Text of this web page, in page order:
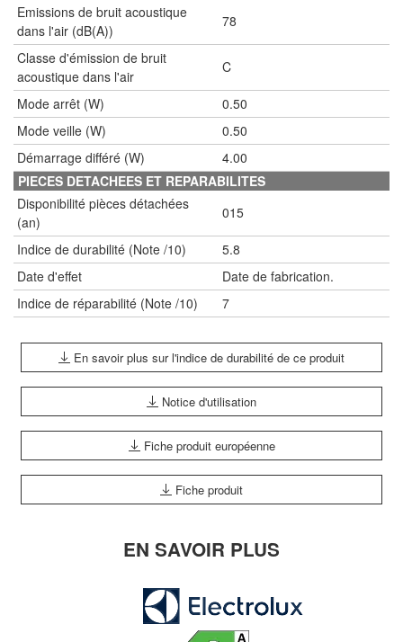
Emissions de bruit acoustique
dans l'air (dB(A))
78
Classe d'émission de bruit
acoustique dans l'air
C
Mode arrêt (W)
0.50
Mode veille (W)
0.50
Démarrage différé (W)
4.00
PIECES DETACHEES ET REPARABILITES
Disponibilité pièces détachées
(an)
015
Indice de durabilité (Note /10)
5.8
Date d'effet
Date de fabrication.
Indice de réparabilité (Note /10)
7
En savoir plus sur l'indice de durabilité de ce produit
Notice d'utilisation
Fiche produit européenne
Fiche produit
EN SAVOIR PLUS